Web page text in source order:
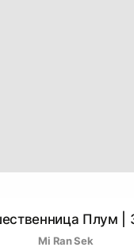
Плум |
Mi Ran Sek